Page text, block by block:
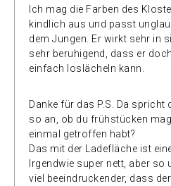
Ich mag die Farben des
kindlich aus und passt
dem Jungen. Er wirkt sehr in
sehr beruhigend, dass er
einfach loslächeln kann.
Danke für das P.S. Da spricht
so an, ob du frühstücken
einmal getroffen habt?
Das mit der Ladefläche ist
Irgendwie super nett, aber so
viel beeindruckender, dass